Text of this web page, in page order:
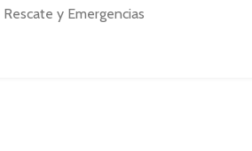
Rescate y Emergencias